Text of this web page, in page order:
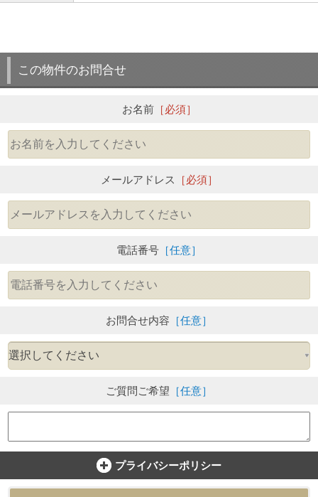
この物件のお問合せ
お名前［必須］
メールアドレス ［必須］
電話番号 ［任意］
お問合せ内容 ［任意］
ご質問ご希望 ［任意］
プライバシーポリシー